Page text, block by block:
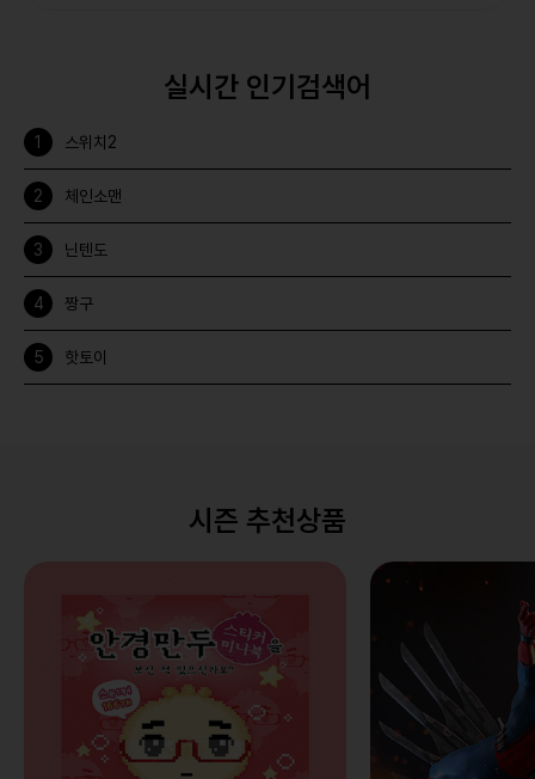
실시간 인기검색어
스위치2
체인소맨
닌텐도
짱구
핫토이
시즌 추천상품